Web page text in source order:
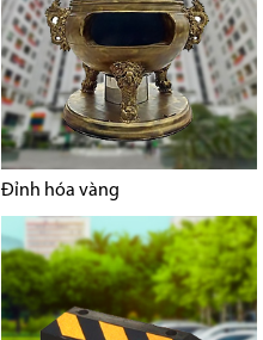
Đỉnh hóa vàng